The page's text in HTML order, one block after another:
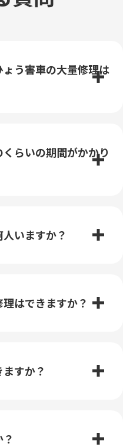
う害車の大量修理は
らいの期間がかかり
いますか？
はできますか？
すか？